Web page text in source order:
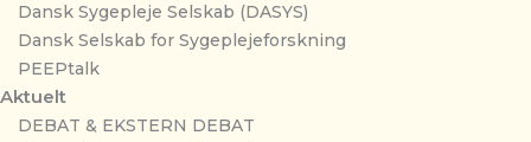
Dansk Sygepleje Selskab (DASYS)
Dansk Selskab for Sygeplejeforskning
PEEPtalk
Aktuelt
DEBAT & EKSTERN DEBAT